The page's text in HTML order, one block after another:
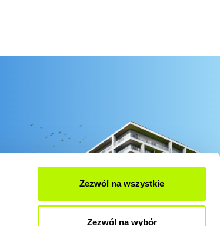
Zezwól na wszystkie
Zezwól na wybór